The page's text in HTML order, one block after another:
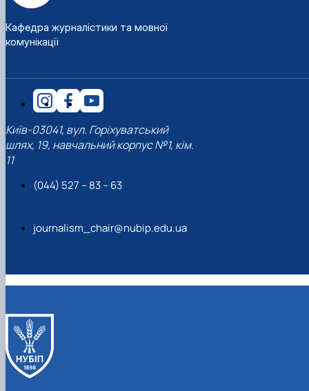
Кафедра журналістики та мовної
комунікації
Київ-03041, вул. Горіхуватський
шлях, 19, навчальний корпус №1, кім.
11
(044) 527 – 83 – 63
journalism_chair@nubip.edu.ua